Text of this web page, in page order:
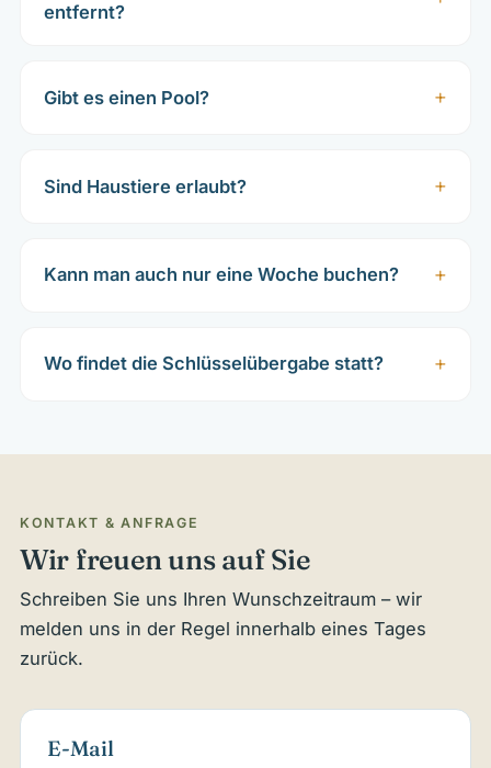
entfernt?
Gibt es einen Pool?
Sind Haustiere erlaubt?
Kann man auch nur eine Woche buchen?
Wo findet die Schlüsselübergabe statt?
KONTAKT & ANFRAGE
Wir freuen uns auf Sie
Schreiben Sie uns Ihren Wunschzeitraum – wir
melden uns in der Regel innerhalb eines Tages
zurück.
E-Mail